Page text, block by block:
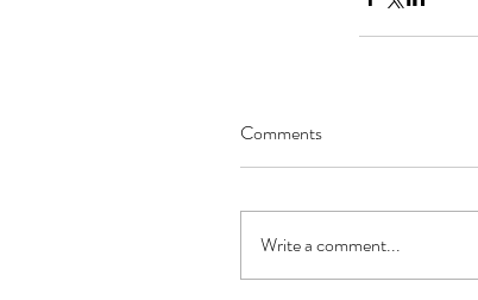
Comments
Write a comment...